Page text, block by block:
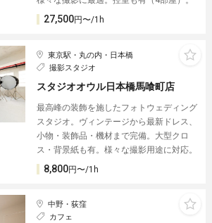
27,500円〜/1h
東京駅・丸の内・日本橋
撮影スタジオ
スタジオオウル日本橋馬喰町店
最高峰の装飾を施したフォトウェディング
スタジオ。ヴィンテージから最新ドレス、
小物・装飾品・機材まで完備。大型クロ
ス・背景紙も有。様々な撮影用途に対応。
8,800円〜/1h
中野・荻窪
カフェ